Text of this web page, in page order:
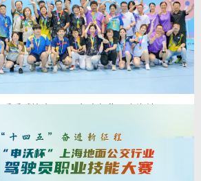
，双管齐下为企业安全发展与团队建设注入强劲动
政工团将继续携手，以更丰富的创意、更务实的行
企业高质量发展筑牢安全基石，凝聚奋进力量。
乒乓球比赛|2025年中船集团上海地区职工
船集团上海地区职工乒乓球选拔赛。今天，我们在
力、比技巧，同时也是比意志、比心理、比组织、
赛，能够加强兄弟单位之间学习交流，帮助大家进